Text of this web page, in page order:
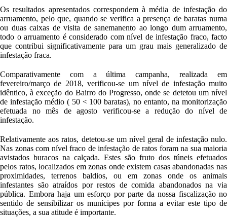
Os resultados apresentados correspondem à média de infestação do
arruamento, pelo que, quando se verifica a presença de baratas numa
ou duas caixas de visita de sanemanento ao longo dum arruamento,
todo o arruamento é considerado com nível de infestação fraco, facto
que contribui significativamente para um grau mais generalizado de
infestação fraca.
Comparativamente com a última campanha, realizada em
fevereiro/março de 2018, verificou-se um nível de infestação muito
idêntico, à exceção do Bairro do Progresso, onde se detetou um nível
de infestação médio ( 50 < 100 baratas), no entanto, na monitorização
efetuada no mês de agosto verificou-se a redução do nível de
infestação.
Relativamente aos ratos, detetou-se um nível geral de infestação nulo.
Nas zonas com nível fraco de infestação de ratos foram na sua maioria
avistados buracos na calçada. Estes são fruto dos túneis efetuados
pelos ratos, localizados em zonas onde existem casas abandonadas nas
proximidades, terrenos baldios, ou em zonas onde os animais
infestantes são atraídos por restos de comida abandonados na via
pública. Embora haja um esforço por parte da nossa fiscalização no
sentido de sensibilizar os munícipes por forma a evitar este tipo de
situações, a sua atitude é importante.